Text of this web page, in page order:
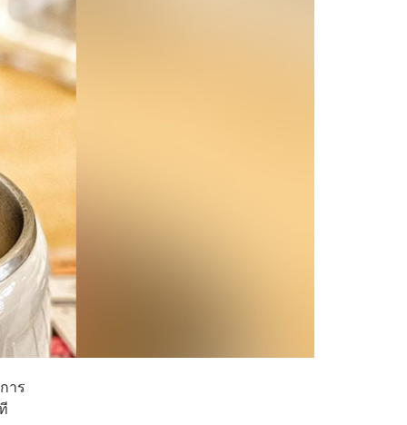
าร